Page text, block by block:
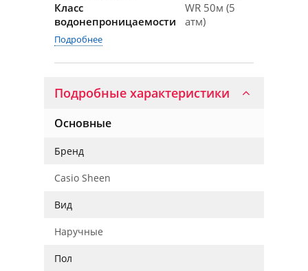
Класс
водонепроницаемости
WR 50м (5
атм)
Подробнее
Подробные характеристики
Основные
Бренд
Casio Sheen
Вид
Наручные
Пол